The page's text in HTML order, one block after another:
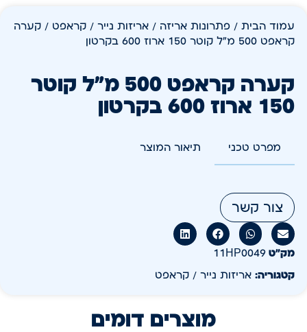
עמוד הבית / פתרונות אריזה / אריזות נייר / קראפט / קערה
קראפט 500 מ"ל קוטר 150 ארוז 600 בקרטון
קערה קראפט 500 מ"ל קוטר
150 ארוז 600 בקרטון
מפרט טכני תיאור המוצר
צור קשר
מק״ט 11HP0049
קטגוריה: אריזות נייר / קראפט
מוצרים דומים